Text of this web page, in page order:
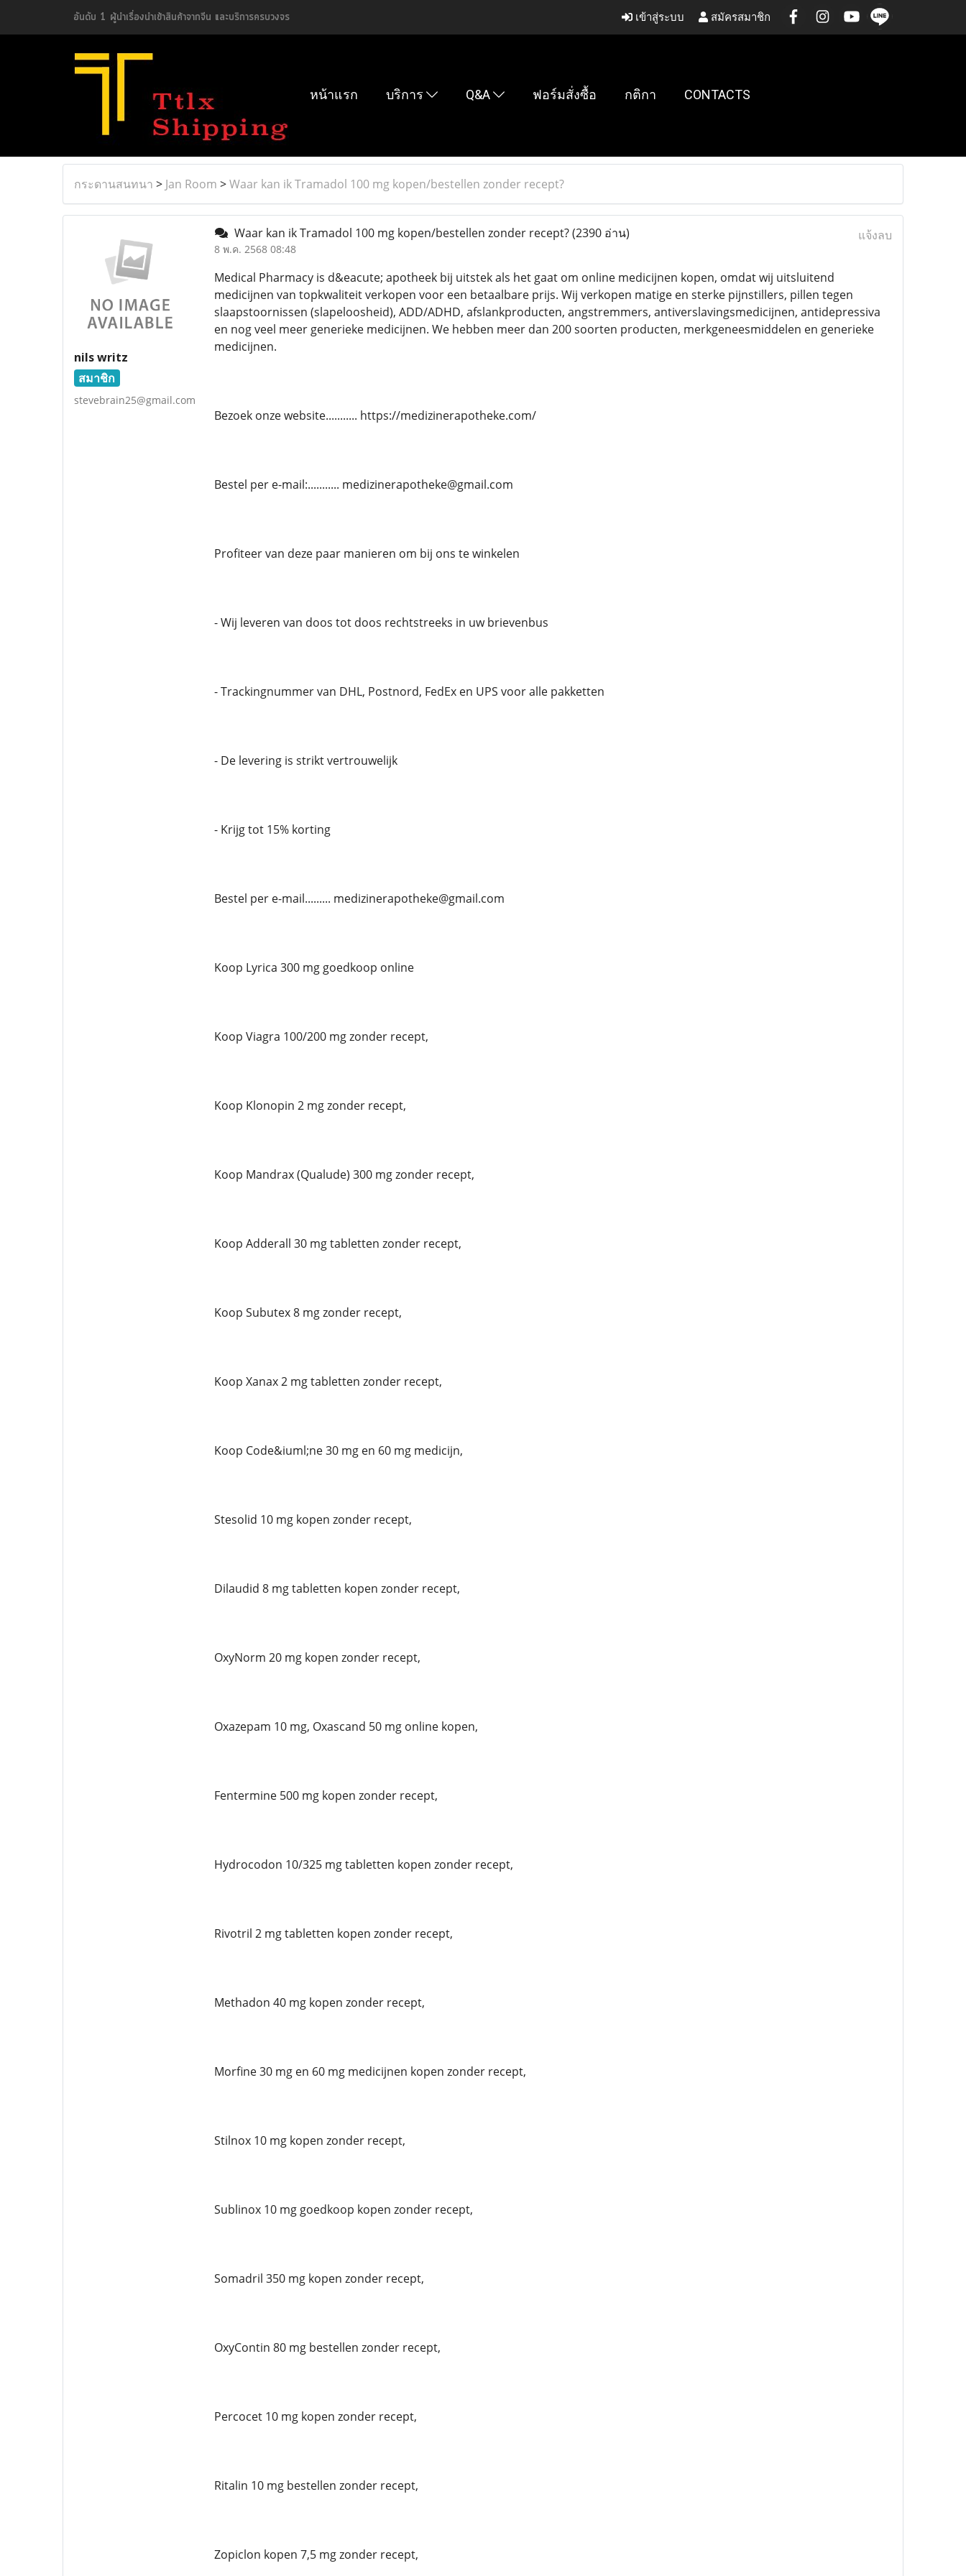
อันดับ 1 ผู้นำเรื่องนำเข้าสินค้าจากจีน และบริการครบวงจร เข้าสู่ระบบ สมัครสมาชิก
หน้าแรก บริการ Q&A ฟอร์มสั่งซื้อ กติกา CONTACTS
กระดานสนทนา > Jan Room >Waar kan ik Tramadol 100 mg kopen/bestellen zonder recept?
nils writz
สมาชิก
stevebrain25@gmail.com
Waar kan ik Tramadol 100 mg kopen/bestellen zonder recept?(2390 อ่าน)
8 พ.ค. 2568 08:48
แจ้งลบ
Medical Pharmacy is d&eacute; apotheek bij uitstek als het gaat om online medicijnen kopen, omdat wij uitsluitend
medicijnen van topkwaliteit verkopen voor een betaalbare prijs. Wij verkopen matige en sterke pijnstillers, pillen tegen
slaapstoornissen (slapeloosheid), ADD/ADHD, afslankproducten, angstremmers, antiverslavingsmedicijnen, antidepressiva
en nog veel meer generieke medicijnen. We hebben meer dan 200 soorten producten, merkgeneesmiddelen en generieke
medicijnen.
Bezoek onze website........... https://medizinerapotheke.com/
Bestel per e-mail:........... medizinerapotheke@gmail.com
Profiteer van deze paar manieren om bij ons te winkelen
- Wij leveren van doos tot doos rechtstreeks in uw brievenbus
- Trackingnummer van DHL, Postnord, FedEx en UPS voor alle pakketten
- De levering is strikt vertrouwelijk
- Krijg tot 15% korting
Bestel per e-mail......... medizinerapotheke@gmail.com
Koop Lyrica 300 mg goedkoop online
Koop Viagra 100/200 mg zonder recept,
Koop Klonopin 2 mg zonder recept,
Koop Mandrax (Qualude) 300 mg zonder recept,
Koop Adderall 30 mg tabletten zonder recept,
Koop Subutex 8 mg zonder recept,
Koop Xanax 2 mg tabletten zonder recept,
Koop Code&iuml;ne 30 mg en 60 mg medicijn,
Stesolid 10 mg kopen zonder recept,
Dilaudid 8 mg tabletten kopen zonder recept,
OxyNorm 20 mg kopen zonder recept,
Oxazepam 10 mg, Oxascand 50 mg online kopen,
Fentermine 500 mg kopen zonder recept,
Hydrocodon 10/325 mg tabletten kopen zonder recept,
Rivotril 2 mg tabletten kopen zonder recept,
Methadon 40 mg kopen zonder recept,
Morfine 30 mg en 60 mg medicijnen kopen zonder recept,
Stilnox 10 mg kopen zonder recept,
Sublinox 10 mg goedkoop kopen zonder recept,
Somadril 350 mg kopen zonder recept,
OxyContin 80 mg bestellen zonder recept,
Percocet 10 mg kopen zonder recept,
Ritalin 10 mg bestellen zonder recept,
Zopiclon kopen 7,5 mg zonder recept,